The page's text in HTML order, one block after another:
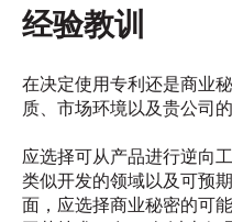
经验教训
在决定使用专利还是商业
质、市场环境以及贵公司的
应选择可从产品进行逆向
类似开发的领域以及可预
面，应选择商业秘密的可